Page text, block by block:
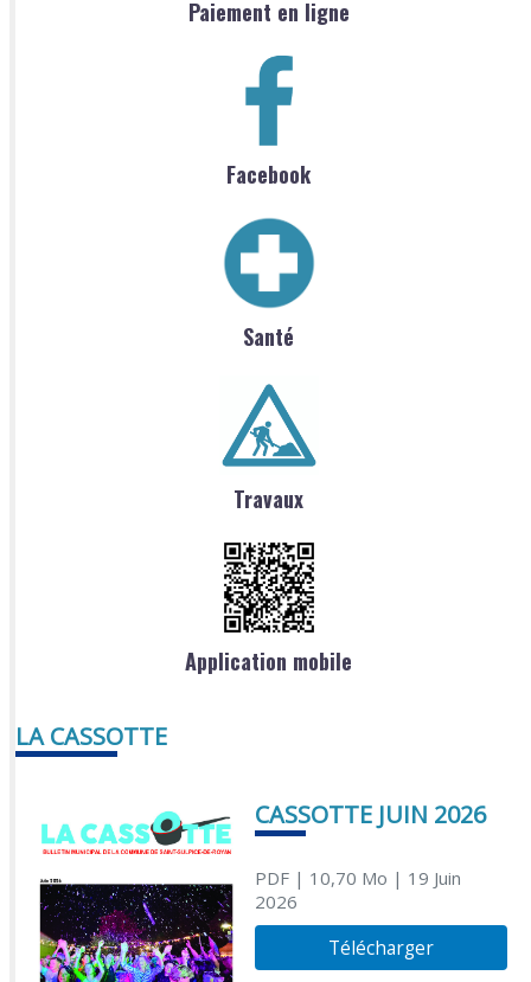
Paiement en ligne
Facebook
Santé
Travaux
Application mobile
LA CASSOTTE
CASSOTTE JUIN 2026
PDF| 10,70 Mo | 19 Juin
2026
Télécharger